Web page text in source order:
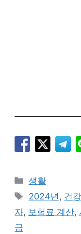
카
테
리
생활
태
그
2024년, 건
자, 보험료 계산,
급